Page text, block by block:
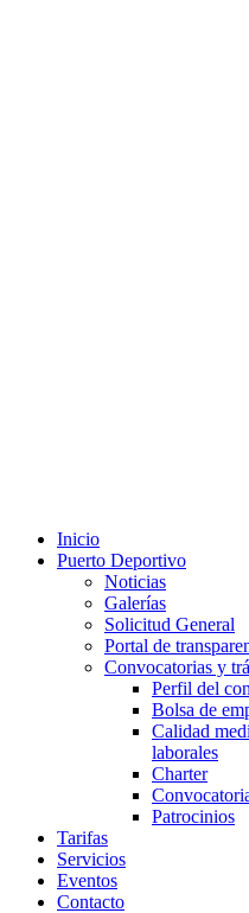
Inicio
Puerto Deportivo
Noticias
Galerías
Solicitud General
Portal de
Convocatorias y
Perfil del
Bolsa de
Calidad
laborales
Charter
Patrocinios
Tarifas
Servicios
Eventos
Contacto